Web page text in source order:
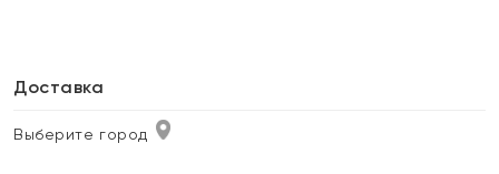
Доставка
Выберите город